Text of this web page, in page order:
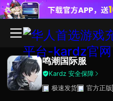
鸣潮国际服
Kardz 安全保障
极速发货
官方正版